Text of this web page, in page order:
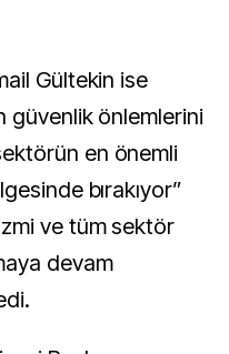
Gültekin ise
güvenlik önlemlerini
en önemli
bırakıyor”
ve tüm sektör
devam